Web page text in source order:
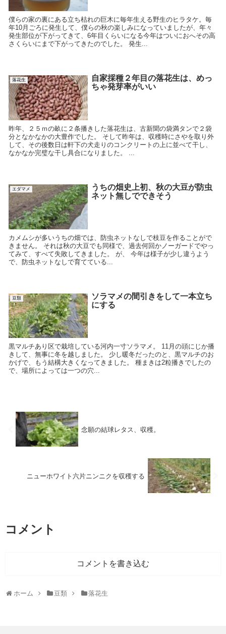
僕らの家の裏にある立ち枯れの巨木に毎年生える野生のヒラタケ。毎
年10月ごろに発生して、僕らの秋の楽しみになっていましたが、年々
発生部位が下がってきて、6年目くらいになる今年はついにおへその高
さくらいにまで下がってきたのでした。 発生...
落花生
自家採種２年目の落花生は、めっ
ちゃ発芽率がいい
昨年、２５ｍの畝に２条播きした落花生は、古新聞の袋満タンで２袋
分となかなかの大豊作でした。 そして昨年は、収穫時にさやを取り外
して、その後数日は軒下の犬走りのコンクリートの上に並べて干し、
なかなか完璧な干し具合になりました。 ...
エダマメ
うちの畑史上初、秋の大豆が防虫
ネット無しでできそう
カメムシが多いうちの畑では、防虫ネットなしで枝豆を作ることがで
きません。 それは秋の大豆でも同様で、過去何回かノーガードでやっ
てみて、すべて失敗してきました。 が、 今年は様子が少し違うよう
で、防虫ネットなしで育てている...
豆類
ソラマメの間引きをして一本立ち
にする
黒マルチあり区で栽培している河内一寸ソラマメ。 11月の頭にじか播
きして、無事に冬を越しました。 少し暖冬だったのと、黒マルチのお
かげで、もう結構大きくなってきました。 種まきは2粒播きでしたの
で、場所によっては一つの穴...
念願の結球レタス、収穫。
ニューホワイト六片ニンニクを収穫する
コメント
コメントを書き込む
ホーム 豆類 落花生